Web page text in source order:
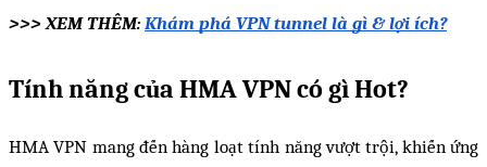
>>> XEM THÊM: Khám phá VPN tunnel là gì & lợi ích?
Tính năng của HMA VPN có gì Hot?
HMA VPN mang đến hàng loạt tính năng vượt trội, khiến ứng